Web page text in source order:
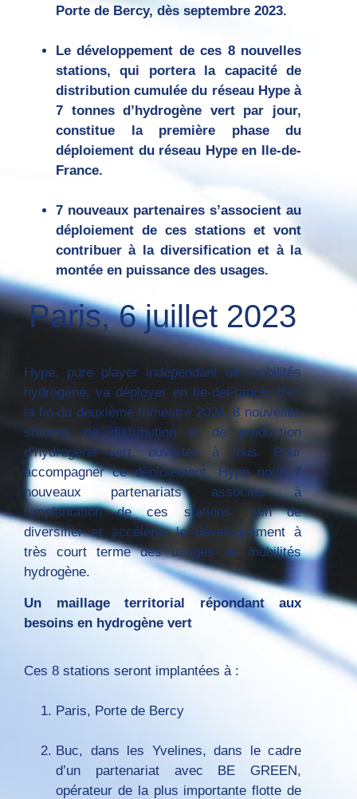
Porte de Bercy, dès septembre 2023.
Le développement de ces 8 nouvelles
stations, qui portera la capacité de
distribution cumulée du réseau Hype à
7 tonnes d’hydrogène vert par jour,
constitue la première phase du
déploiement du réseau Hype en Ile-de-
France.
7 nouveaux partenaires s’associent au
déploiement de ces stations et vont
contribuer à la diversification et à la
montée en puissance des usages.
Paris, 6 juillet 2023
Hype, pure player indépendant de mobilités
hydrogène, va déployer en Ile-deFrance, d’ici
la fin du deuxième trimestre 2024, 8 nouvelles
stations de distribution et de production
d’hydrogène vert, ouvertes à tous. Pour
accompagner ce déploiement, Hype noue 7
nouveaux partenariats associés à
l’implantation de ces stations, afin de
diversifier et accélérer le développement à
très court terme des usages de mobilités
hydrogène.
Un maillage territorial répondant aux
besoins en hydrogène vert
Ces 8 stations seront implantées à :
Paris, Porte de Bercy
Buc, dans les Yvelines, dans le cadre
d’un partenariat avec BE GREEN,
opérateur de la plus importante flotte de